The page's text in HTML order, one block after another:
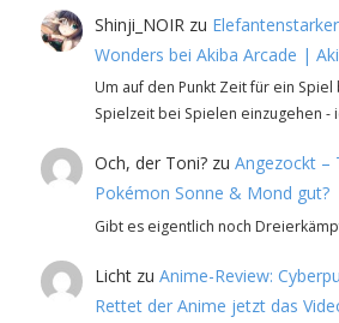
Shinji_NOIR zu
Wonders bei Akiba Arcade |
Um auf den Punkt Zeit für ein
Spielzeit bei Spielen einzugehen -
Och, der Toni? zuAngezockt –
Pokémon Sonne & Mond gut?
Gibt es eigentlich noch
Licht zuAnime-Review:
Rettet der Anime jetzt das